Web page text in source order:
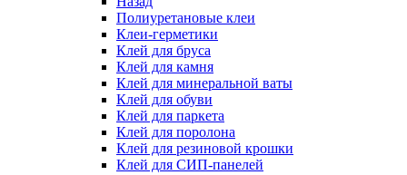
Полиуретановые клеи
Клеи-герметики
Клей для бруса
Клей для камня
Клей для минеральной ваты
Клей для обуви
Клей для паркета
Клей для поролона
Клей для резиновой крошки
Клей для СИП-панелей